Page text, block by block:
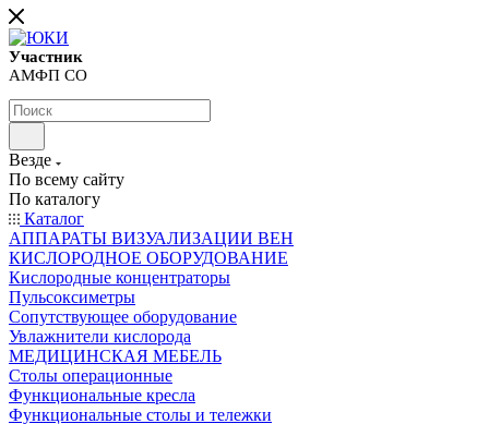
Участник
АМФП СО
Везде
По всему сайту
По каталогу
Каталог
АППАРАТЫ ВИЗУАЛИЗАЦИИ ВЕН
КИСЛОРОДНОЕ ОБОРУДОВАНИЕ
Кислородные концентраторы
Пульсоксиметры
Сопутствующее оборудование
Увлажнители кислорода
МЕДИЦИНСКАЯ МЕБЕЛЬ
Столы операционные
Функциональные кресла
Функциональные столы и тележки